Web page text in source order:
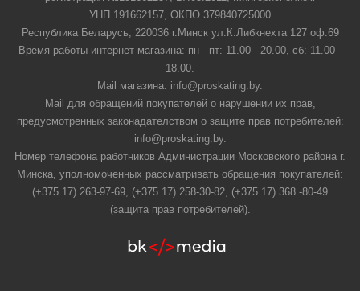
УНП 191662157, ОКПО 379840725000
Республика Беларусь, 220036 г.Минск ул.К.Либкнехта 127 оф.69
Время работы интернет-магазина: пн - пт: 11.00 - 20.00, сб: 11.00 -
18.00.
Mail магазина: info@proskating.by.
Mail для обращений покупателей о нарушении их прав,
предусмотренных законадателством о защите прав потребителей:
info@proskating.by.
Номер телефона работников Администрации Московского района г.
Минска, уполномоченных рассматривать обращения покупателей:
(+375 17) 263-97-69, (+375 17) 258-30-82, (+375 17) 368 -80-49
(защита прав потребителей).